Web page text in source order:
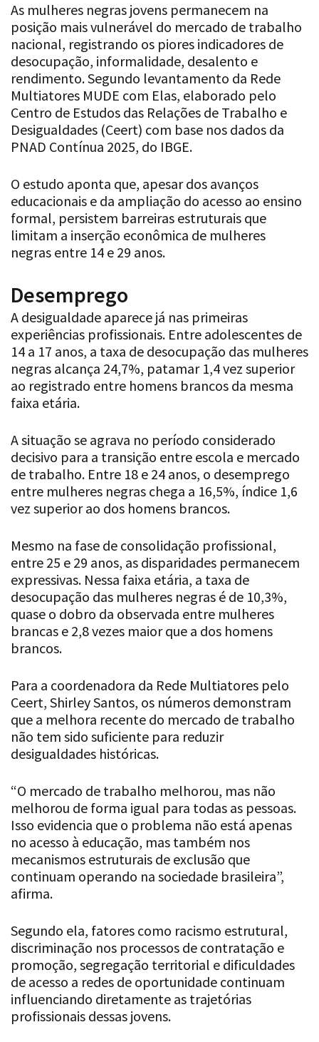
As mulheres negras jovens permanecem na
posição mais vulnerável do mercado de trabalho
nacional, registrando os piores indicadores de
desocupação, informalidade, desalento e
rendimento. Segundo levantamento da Rede
Multiatores MUDE com Elas, elaborado pelo
Centro de Estudos das Relações de Trabalho e
Desigualdades (Ceert) com base nos dados da
PNAD Contínua 2025, do IBGE.
O estudo aponta que, apesar dos avanços
educacionais e da ampliação do acesso ao ensino
formal, persistem barreiras estruturais que
limitam a inserção econômica de mulheres
negras entre 14 e 29 anos.
Desemprego
A desigualdade aparece já nas primeiras
experiências profissionais. Entre adolescentes de
14 a 17 anos, a taxa de desocupação das mulheres
negras alcança 24,7%, patamar 1,4 vez superior
ao registrado entre homens brancos da mesma
faixa etária.
A situação se agrava no período considerado
decisivo para a transição entre escola e mercado
de trabalho. Entre 18 e 24 anos, o desemprego
entre mulheres negras chega a 16,5%, índice 1,6
vez superior ao dos homens brancos.
Mesmo na fase de consolidação profissional,
entre 25 e 29 anos, as disparidades permanecem
expressivas. Nessa faixa etária, a taxa de
desocupação das mulheres negras é de 10,3%,
quase o dobro da observada entre mulheres
brancas e 2,8 vezes maior que a dos homens
brancos.
Para a coordenadora da Rede Multiatores pelo
Ceert, Shirley Santos, os números demonstram
que a melhora recente do mercado de trabalho
não tem sido suficiente para reduzir
desigualdades históricas.
“O mercado de trabalho melhorou, mas não
melhorou de forma igual para todas as pessoas.
Isso evidencia que o problema não está apenas
no acesso à educação, mas também nos
mecanismos estruturais de exclusão que
continuam operando na sociedade brasileira”,
afirma.
Segundo ela, fatores como racismo estrutural,
discriminação nos processos de contratação e
promoção, segregação territorial e dificuldades
de acesso a redes de oportunidade continuam
influenciando diretamente as trajetórias
profissionais dessas jovens.